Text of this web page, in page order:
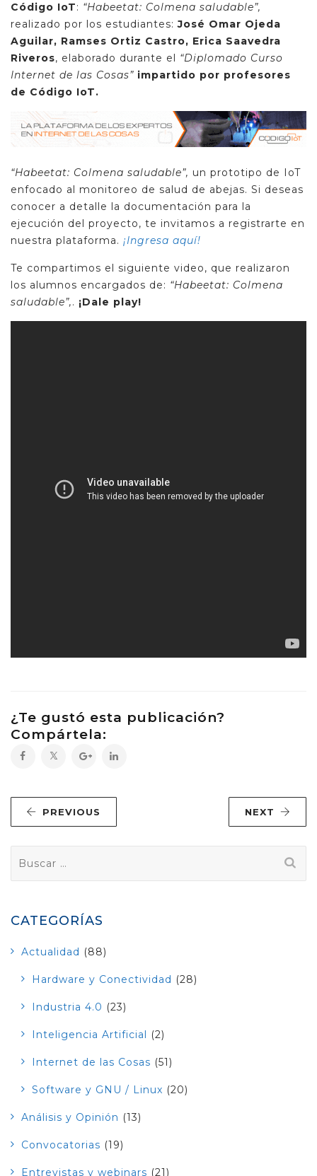
Código IoT: “Habeetat: Colmena saludable”,
realizado por los estudiantes:José Omar Ojeda
Aguilar, Ramses Ortiz Castro, Erica Saavedra
Riveros, elaborado durante el “Diplomado Curso
Internet de las Cosas” impartido por profesores
de Código IoT.
“Habeetat: Colmena saludable”, un prototipo de IoT
enfocado al monitoreo de salud de abejas. Si deseas
conocer a detalle la documentación para la
ejecución del proyecto, te invitamos a registrarte en
nuestra plataforma. ¡Ingresa aquí!
Te compartimos el siguiente video, que realizaron
los alumnos encargados de: “Habeetat: Colmena
saludable”,. ¡Dale play!
¿Te gustó esta publicación?
Compártela:
PREVIOUS NEXT
CATEGORÍAS
Actualidad (88)
Hardware y Conectividad (28)
Industria 4.0 (23)
Inteligencia Artificial (2)
Internet de las Cosas (51)
Software y GNU / Linux (20)
Análisis y Opinión (13)
Convocatorias (19)
Entrevistas y webinars (21)